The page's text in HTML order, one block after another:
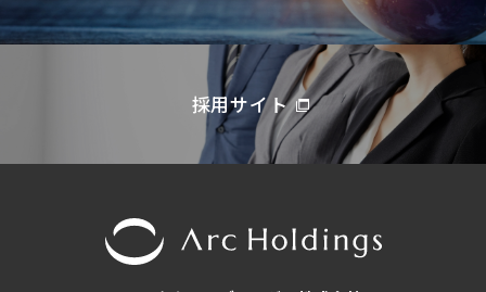
採用サイト